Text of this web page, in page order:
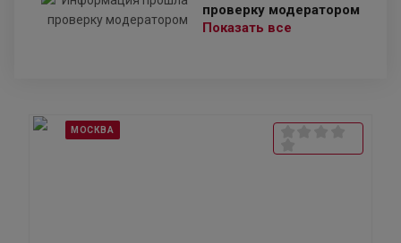
проверку модератором
Показать все
МОСКВА